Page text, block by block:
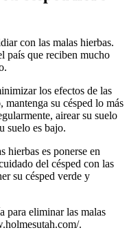
con las malas hierbas.
país que reciben mucho
los efectos de las
mantenga su césped lo más
airear su suelo
suelo es bajo.
hierbas es ponerse en
del césped con las
su césped verde y
para eliminar las malas
.